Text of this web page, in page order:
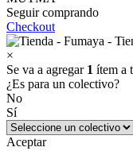
Seguir comprando
Checkout
×
Se va a agregar 1 ítem a
¿Es para un colectivo?
No
Sí
Aceptar